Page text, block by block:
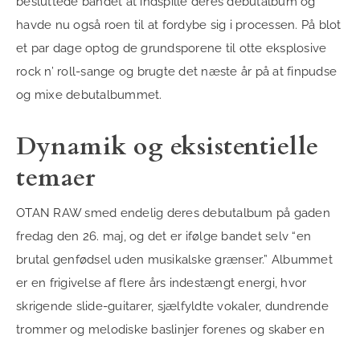
havde nu også roen til at fordybe sig i processen. På blot
et par dage optog de grundsporene til otte eksplosive
rock n’ roll-sange og brugte det næste år på at finpudse
og mixe debutalbummet.
Dynamik og eksistentielle
temaer
OTAN RAW smed endelig deres debutalbum på gaden
fredag den 26. maj, og det er ifølge bandet selv “en
brutal genfødsel uden musikalske grænser.” Albummet
er en frigivelse af flere års indestængt energi, hvor
skrigende slide-guitarer, sjælfyldte vokaler, dundrende
trommer og melodiske baslinjer forenes og skaber en